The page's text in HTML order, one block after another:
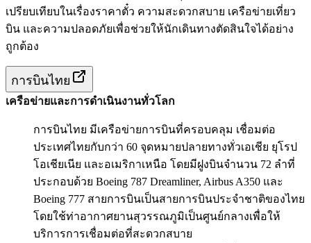
เปรียบเทียบในเรื่องราคาตั๋ว ความสะดวกสบาย เครือข่ายเที่ยว
บิน และความปลอดภัยเพื่อช่วยให้นักเดินทางตัดสินใจได้อย่าง
ถูกต้อง
การบินไทย
เครือข่ายและการดำเนินงานทั่วโลก
การบินไทย มีเครือข่ายการบินที่ครอบคลุม เชื่อมต่อ
ประเทศไทยกับกว่า 60 จุดหมายปลายทางทั่วเอเชีย ยุโรป
โอเชียเนีย และอเมริกาเหนือ โดยมีฝูงบินจำนวน 72 ลำที่
ประกอบด้วย Boeing 787 Dreamliner, Airbus A350 และ
Boeing 777 สายการบินเป็นสายการบินประจำชาติของไทย
โดยใช้ท่าอากาศยานสุวรรณภูมิเป็นศูนย์กลางเพื่อให้
บริการการเชื่อมต่อที่สะดวกสบาย